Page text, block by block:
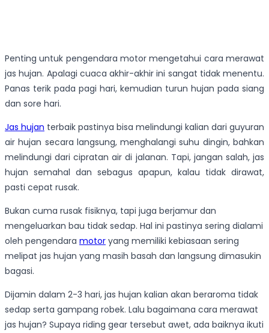
Penting untuk pengendara motor mengetahui cara merawat
jas hujan. Apalagi cuaca akhir-akhir ini sangat tidak menentu.
Panas terik pada pagi hari, kemudian turun hujan pada siang
dan sore hari.
Jas hujan terbaik pastinya bisa melindungi kalian dari guyuran
air hujan secara langsung, menghalangi suhu dingin, bahkan
melindungi dari cipratan air di jalanan. Tapi, jangan salah, jas
hujan semahal dan sebagus apapun, kalau tidak dirawat,
pasti cepat rusak.
Bukan cuma rusak fisiknya, tapi juga berjamur dan
mengeluarkan bau tidak sedap. Hal ini pastinya sering dialami
oleh pengendara motor yang memiliki kebiasaan sering
melipat jas hujan yang masih basah dan langsung dimasukin
bagasi.
Dijamin dalam 2-3 hari, jas hujan kalian akan beraroma tidak
sedap serta gampang robek. Lalu bagaimana cara merawat
jas hujan? Supaya riding gear tersebut awet, ada baiknya ikuti